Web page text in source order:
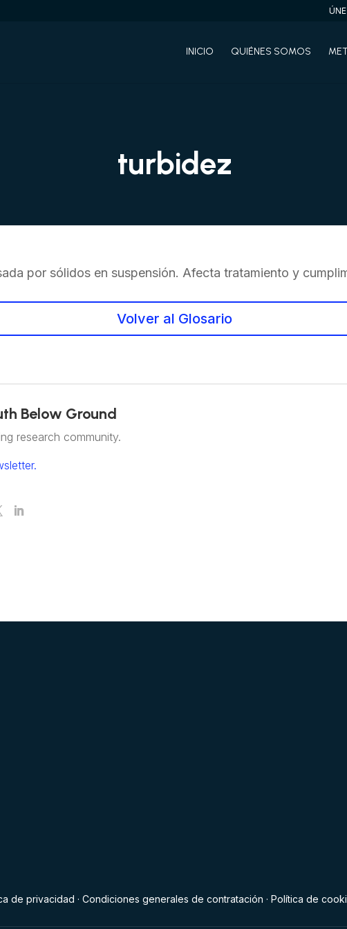
INICIO QUIÉNES SOMOS
turbidez
por sólidos en suspensión. Afecta tratamiento y
Volver al Glosario
Below Ground
research community.
de privacidad · Condiciones generales de contratación · Política de